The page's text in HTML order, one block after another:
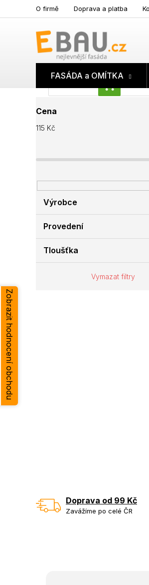
na
O firmě Doprava a platba
FASÁDA a OMÍTKA
o
s
a
n
í
a
Cena
115 Kč
Výrobce
Provedení
Tloušťka
Vymazat filtry
Doprava od 99 Kč
Zavážíme po celé ČR
Zobrazit hodnocení obchodu